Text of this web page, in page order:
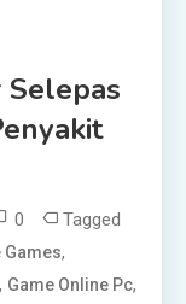
Selepas
0 Tagged
Games,
, Game Online Pc,